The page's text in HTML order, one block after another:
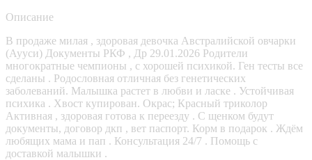
Описание
В продаже милая , здоровая девочка Австралийской овчарки
(Аууси) Документы РКФ , Др 29.01.2026 Родители
многократные чемпионы , с хорошей психикой. Ген тесты все
сделаны . Родословная отличная без генетических
заболеваний. Малышка растет в любви и ласке . Устойчивая
психика . Хвост купирован. Окрас; Красный триколор
Активная , здоровая готова к переезду . С щенком будут
документы, договор дкп , вет паспорт. Корм в подарок . Ждём
любящих мама и пап . Консультация 24/7 . Помощь с
доставкой малышки .